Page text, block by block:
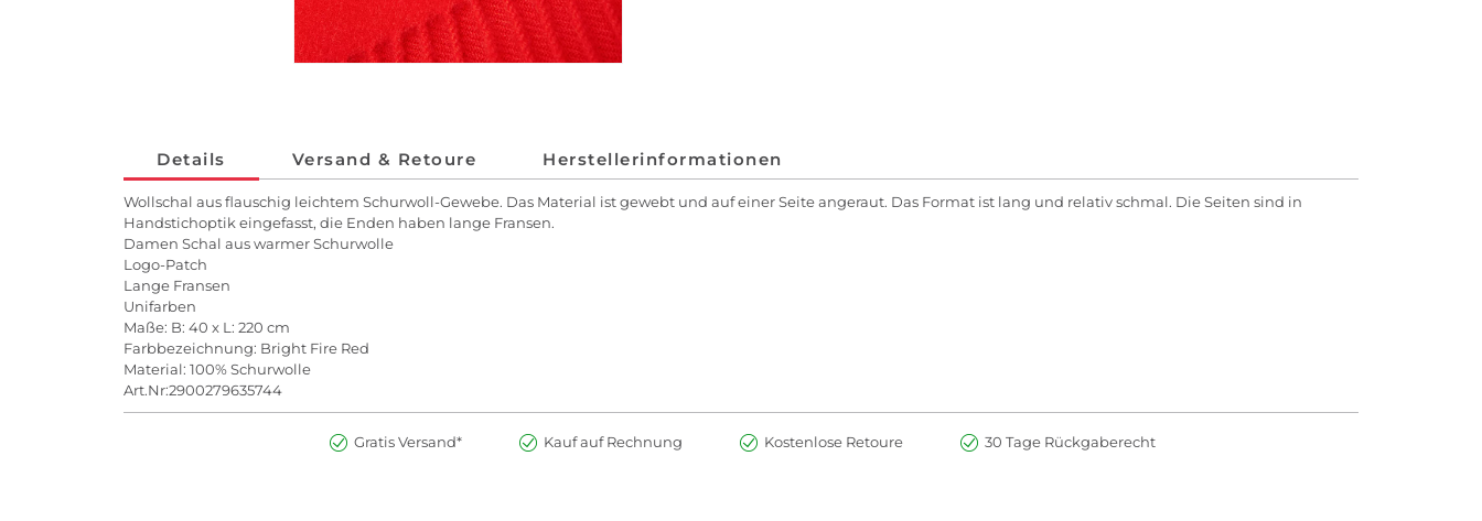
Details Versand & Retoure Herstellerinformationen
Wollschal aus flauschig leichtem Schurwoll-Gewebe. Das Material ist gewebt und auf einer Seite angeraut. Das Format ist lang und relativ schmal. Die Seiten sind in
Handstichoptik eingefasst, die Enden haben lange Fransen.
Damen Schal aus warmer Schurwolle
Logo-Patch
Lange Fransen
Unifarben
Maße: B: 40 x L: 220 cm
Farbbezeichnung: Bright Fire Red
Material: 100% Schurwolle
Art.Nr:2900279635744
Gratis Versand* Kauf auf Rechnung Kostenlose Retoure 30 Tage Rückgaberecht